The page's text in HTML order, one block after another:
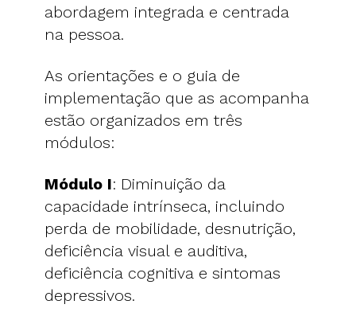
abordagem integrada e centrada
na pessoa.
As orientações e o guia de
implementação que as acompanha
estão organizados em três
módulos:
Módulo I: Diminuição da
capacidade intrínseca, incluindo
perda de mobilidade, desnutrição,
deficiência visual e auditiva,
deficiência cognitiva e sintomas
depressivos.